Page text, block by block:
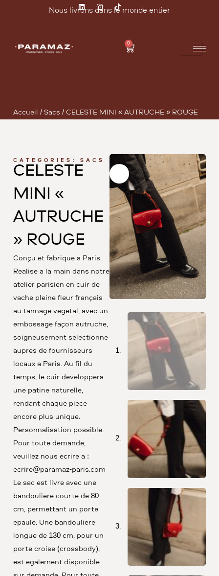
Nous livrons dans le monde entier
0
Accueil / Sacs / CÉLESTE MINI « AUTRUCHE » ROUGE
CATEGORIES: SACS
CÉLESTE
MINI «
AUTRUCHE
» ROUGE
Conçu et fabriqué à Paris.
Réalisé à la main dans notre
atelier parisien en cuir de
vache pleine fleur français
au tannage végétal, avec un
embossage façon autruche,
soigneusement sélectionné
auprès de fournisseurs
locaux à Paris. Au fil du
temps, le cuir développera
une patine naturelle,
rendant chaque pièce
encore plus unique.
Personnalisation possible.
Pour toute demande,
veuillez nous écrire à :
ecrire@paramaz-paris.com
Le sac est livré avec une
bandoulière courte de 80
cm, permettant un porté
épaule. Une bandoulière
longue de 130 cm, pour un
porté croisé (crossbody),
est également disponible